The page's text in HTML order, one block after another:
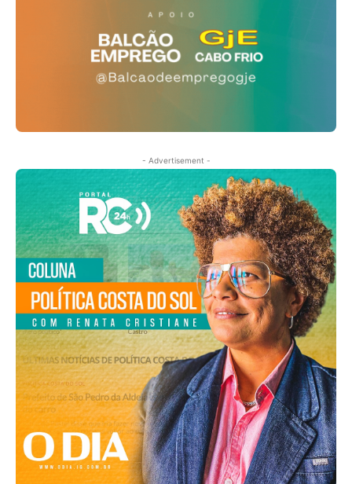
- Advertisement -